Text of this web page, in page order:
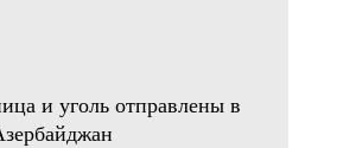
и уголь отправлены в